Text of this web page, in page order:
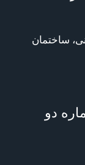
ساختمان
دو